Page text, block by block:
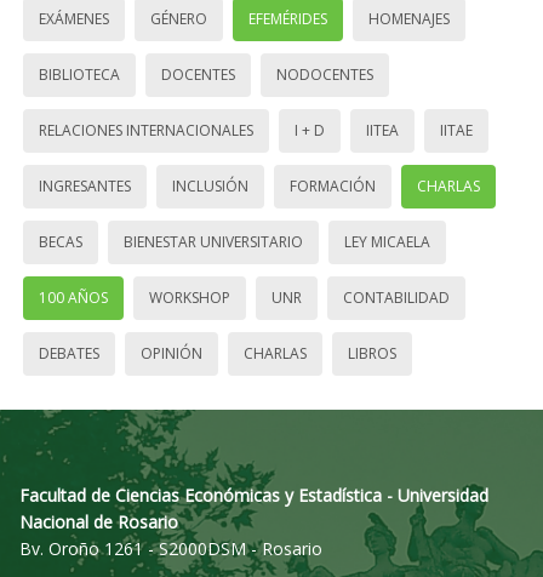
EXÁMENES GÉNERO EFEMÉRIDES HOMENAJES
BIBLIOTECA DOCENTES NODOCENTES
RELACIONES INTERNACIONALES I + D IITEA IITAE
INGRESANTES INCLUSIÓN FORMACIÓN CHARLAS
BECAS BIENESTAR UNIVERSITARIO LEY MICAELA
100 AÑOS WORKSHOP UNR CONTABILIDAD
DEBATES OPINIÓN CHARLAS LIBROS
Facultad de Ciencias Económicas y Estadística - Universidad
Nacional de Rosario
Bv. Oroño 1261 - S2000DSM - Rosario